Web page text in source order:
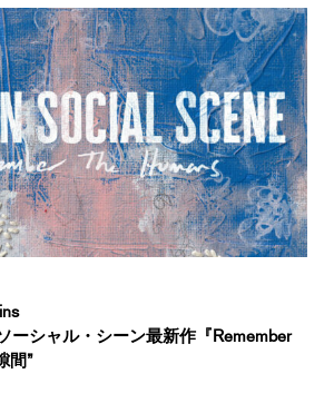
シャル・シーン最新作『Remember
間”